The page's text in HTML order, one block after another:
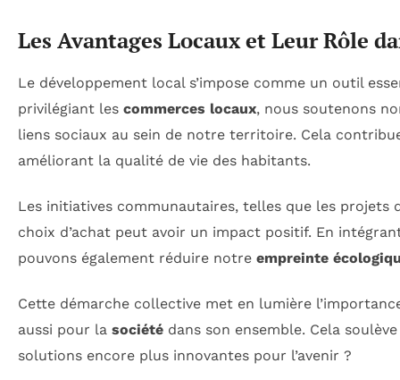
Les Avantages Locaux et Leur Rôle
Le développement local s’impose comme un outil
privilégiant les commerces locaux, nous soutenons
liens sociaux au sein de notre territoire. Cela
améliorant la qualité de vie des habitants.
Les initiatives communautaires, telles que les projets
choix d’achat peut avoir un impact positif. En
pouvons également réduire notre empreinte
Cette démarche collective met en lumière
aussi pour la société dans son ensemble. Cela
solutions encore plus innovantes pour l’avenir ?